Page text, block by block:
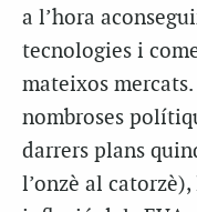
a l’hora
tecnologies i
mateixos
nombroses
darrers plans
l’onzè al